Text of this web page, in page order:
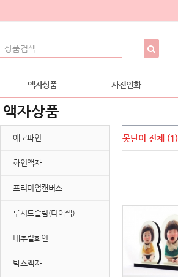
액자상품 사진인화
액자상품
에코파인
화인액자
프리미엄캔버스
루시드슬림(디아섹)
내추럴화인
박스액자
못난이 전체 (1)